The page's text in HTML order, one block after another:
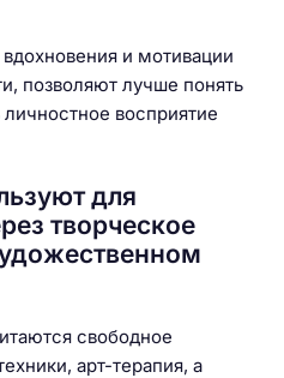
и мотивации
позволяют лучше понять
восприятие
для
творческое
свободное
арт-терапия, а